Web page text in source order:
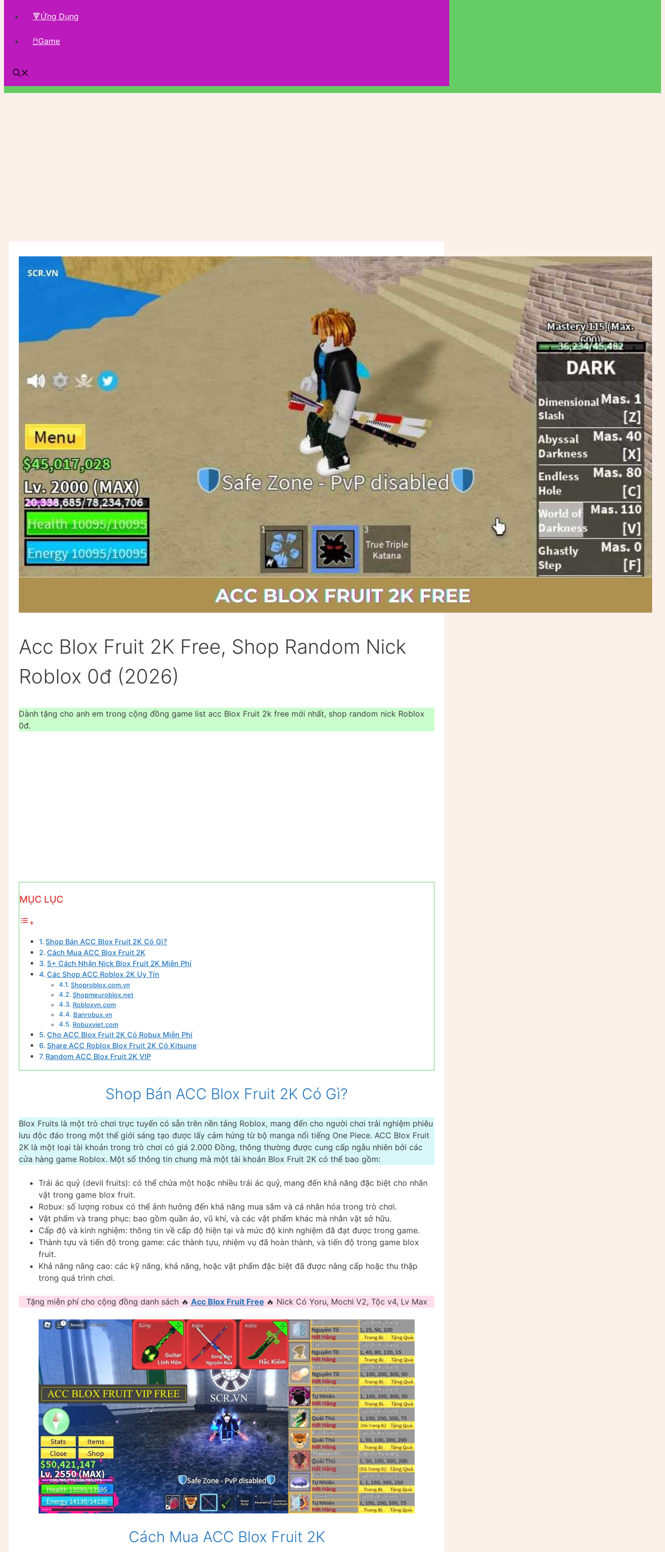
🔻Ứng Dụng
🖱Game
Acc Blox Fruit 2K Free, Shop Random Nick
Roblox 0đ (2026)
Dành tặng cho anh em trong cộng đồng game list acc Blox Fruit 2k free mới nhất, shop random nick Roblox
0đ.
MỤC LỤC
Shop Bán ACC Blox Fruit 2K Có Gì?
Cách Mua ACC Blox Fruit 2K
5+ Cách Nhận Nick Blox Fruit 2K Miễn Phí
Các Shop ACC Roblox 2K Uy Tín
Shoproblox.com.vn
Shopmeuroblox.net
Robloxvn.com
Banrobux.vn
Robuxviet.com
Cho ACC Blox Fruit 2K Có Robux Miễn Phí
Share ACC Roblox Blox Fruit 2K Có Kitsune
Random ACC Blox Fruit 2K VIP
Shop Bán ACC Blox Fruit 2K Có Gì?
Blox Fruits là một trò chơi trực tuyến có sẵn trên nền tảng Roblox, mang đến cho người chơi trải nghiệm phiêu
lưu độc đáo trong một thế giới sáng tạo được lấy cảm hứng từ bộ manga nổi tiếng One Piece. ACC Blox Fruit
2K là một loại tài khoản trong trò chơi có giá 2.000 Đồng, thông thường được cung cấp ngẫu nhiên bởi các
cửa hàng game Roblox. Một số thông tin chung mà một tài khoản Blox Fruit 2K có thể bao gồm:
Trái ác quỷ (devil fruits): có thể chứa một hoặc nhiều trái ác quỷ, mang đến khả năng đặc biệt cho nhân
vật trong game blox fruit.
Robux: số lượng robux có thể ảnh hưởng đến khả năng mua sắm và cá nhân hóa trong trò chơi.
Vật phẩm và trang phục: bao gồm quần áo, vũ khí, và các vật phẩm khác mà nhân vật sở hữu.
Cấp độ và kinh nghiệm: thông tin về cấp độ hiện tại và mức độ kinh nghiệm đã đạt được trong game.
Thành tựu và tiến độ trong game: các thành tựu, nhiệm vụ đã hoàn thành, và tiến độ trong game blox
fruit.
Khả năng nâng cao: các kỹ năng, khả năng, hoặc vật phẩm đặc biệt đã được nâng cấp hoặc thu thập
trong quá trình chơi.
Tặng miễn phí cho cộng đồng danh sách 🔥 Acc Blox Fruit Free 🔥 Nick Có Yoru, Mochi V2, Tộc v4, Lv Max
Cách Mua ACC Blox Fruit 2K